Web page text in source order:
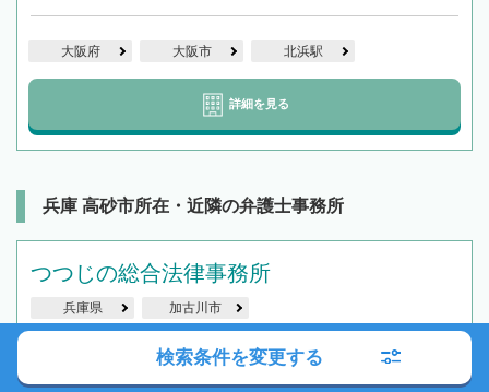
大阪府 大阪市 北浜駅
詳細を見る
兵庫 高砂市所在・近隣の弁護士事務所
つつじの総合法律事務所
兵庫県 加古川市
JR「加古川駅」徒歩5分
検索条件を変更する